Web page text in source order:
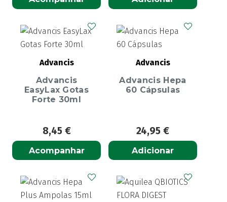
Advancis
Advancis
EasyLax Gotas
Forte 30ml
8,45 €
Acompanhar
Advancis
Advancis Hepa
60 Cápsulas
24,95 €
Adicionar